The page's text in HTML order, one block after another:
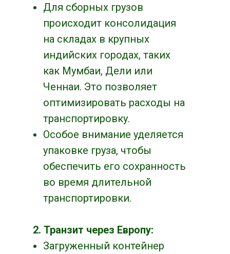
Для сборных грузов
происходит консолидация
на складах в крупных
индийских городах, таких
как Мумбаи, Дели или
Ченнаи. Это позволяет
оптимизировать расходы на
транспортировку.
Особое внимание уделяется
упаковке груза, чтобы
обеспечить его сохранность
во время длительной
транспортировки.
2. Транзит через Европу:
Загруженный контейнер